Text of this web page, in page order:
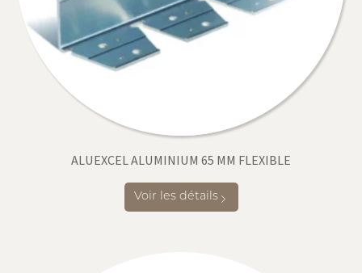
ALUEXCEL ALUMINIUM 65 MM FLEXIBLE
Voir les détails